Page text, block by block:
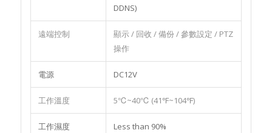
DDNS)
遠端控制
顯示 / 回收 / 備份 / 參數設定 / PTZ
操作
電源 DC12V
工作溫度 5℃~40℃ (41℉~104℉)
工作濕度 Less than 90%